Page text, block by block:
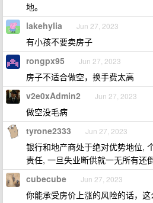
地。
lakehylia Jun 27, 2023
有小孩不要卖房子
rongpx95 Jun 27, 2023
房子不适合做空，换手费太高
v2e0xAdmin2 Jun 27, 2023
做空没毛病
tyrone2333 Jun 27, 2023
银行和地产商处于绝对优势地位,
责任, 一旦失业断供就一无所有还
cubecube Jun 27, 2023
你能承受房价上涨的风险的话，这